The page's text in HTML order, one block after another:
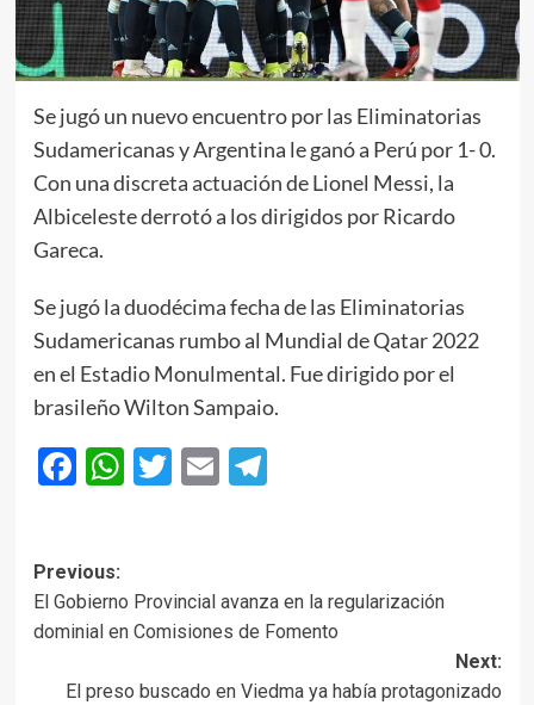
Se jugó un nuevo encuentro por las Eliminatorias
Sudamericanas y Argentina le ganó a Perú por 1- 0.
Con una discreta actuación de Lionel Messi, la
Albiceleste derrotó a los dirigidos por Ricardo
Gareca.
Se jugó la duodécima fecha de las Eliminatorias
Sudamericanas rumbo al Mundial de Qatar 2022
en el Estadio Monulmental. Fue dirigido por el
brasileño Wilton Sampaio.
Facebook
WhatsApp
Twitter
EmailTelegram
Post
navigation
Previous:
El Gobierno Provincial avanza en la regularización
dominial en Comisiones de Fomento
Next:
El preso buscado en Viedma ya había protagonizado